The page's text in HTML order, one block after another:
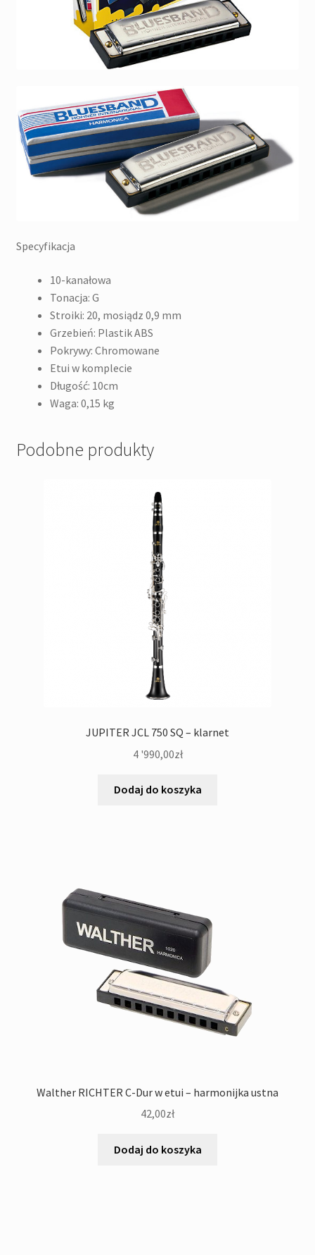
Specyfikacja
10-kanałowa
Tonacja: G
Stroiki: 20, mosiądz 0,9 mm
Grzebień: Plastik ABS
Pokrywy: Chromowane
Etui w komplecie
Długość: 10cm
Waga: 0,15 kg
Podobne produkty
JUPITER JCL 750 SQ – klarnet
4 '990,00zł
Dodaj do koszyka
Walther RICHTER C-Dur w etui – harmonijka ustna
42,00zł
Dodaj do koszyka